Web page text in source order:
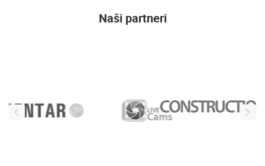
Naši partneri